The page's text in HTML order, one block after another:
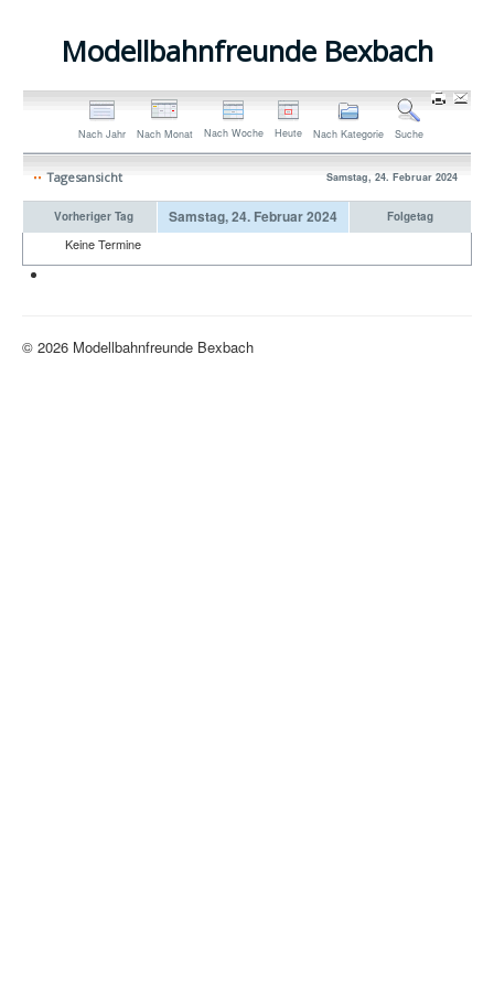
Modellbahnfreunde Bexbach
Nach Jahr Nach Monat Nach Woche Heute Nach Kategorie Suche
Tagesansicht Samstag, 24. Februar 2024
Vorheriger Tag Samstag, 24. Februar 2024 Folgetag
Keine Termine
© 2026 Modellbahnfreunde Bexbach